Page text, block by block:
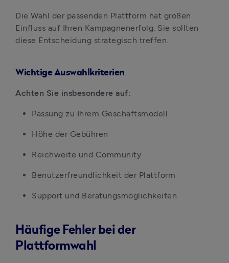
Die Wahl der passenden Plattform hat großen
Einfluss auf Ihren Kampagnenerfolg. Sie sollten
diese Entscheidung strategisch treffen.
Wichtige Auswahlkriterien
Achten Sie insbesondere auf:
Passung zu Ihrem Geschäftsmodell
Höhe der Gebühren
Reichweite und Community
Benutzerfreundlichkeit der Plattform
Support und Beratungsmöglichkeiten
Häufige Fehler bei der
Plattformwahl